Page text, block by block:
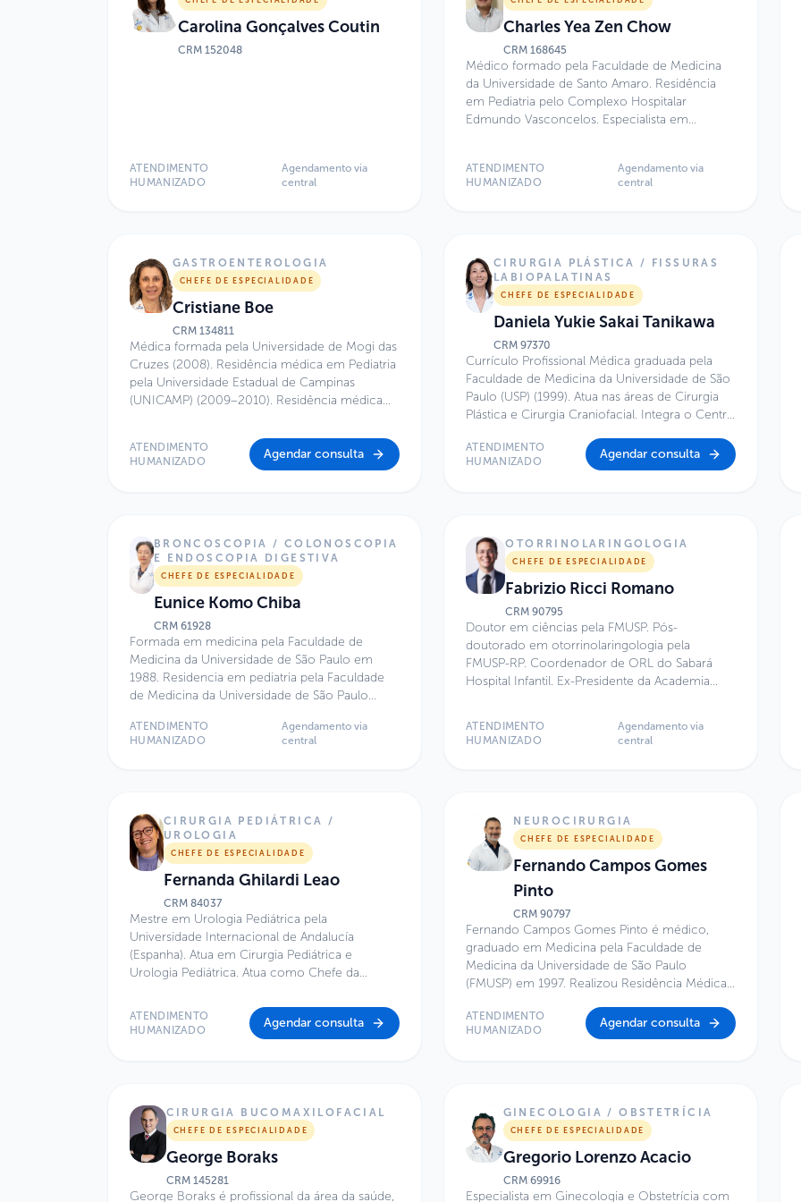
(desde 2017), Irmandade da Santa Casa de
Misericórdia de São Paulo (desde 2019) e
Hospital da Luz (desde 2022). Atualmente, é
Coordenadora da Cirurgia de Cardiopatias
Congênitas da Santa Casa de Misericórdia de
São Paulo (desde 2019) e Diretora Médica de
ECMO do Hospital Infantil Ltda. (desde 2022).
Carolina Gonçalves Coutin
CRM 152048
ATENDIMENTO
HUMANIZADO
Agendamento via
central
Charles Yea Zen Chow
CRM 168645
Médico formado pela Faculdade de Medicina
da Universidade de Santo Amaro. Residência
em Pediatria pelo Complexo Hospitalar
Edmundo Vasconcelos. Especialista em
Transplante Renal Pediátrico. Possui título de
Mestre em Ciências pela Universidade Federal
ATENDIMENTO
HUMANIZADO
Agendamento via
central
GASTROENTEROLOGIA
CHEFE DE ESPECIALIDADE
Cristiane Boe
CRM 134811
Médica formada pela Universidade de Mogi das
Cruzes (2008). Residência médica em Pediatria
pela Universidade Estadual de Campinas
(UNICAMP) (2009–2010). Residência médica
Universidade Federal de São Paulo (UNIFESP)
(2011–2012). Atualmente cursa Mestrado em
Pediatria pela Universidade Federal de São
ATENDIMENTO
HUMANIZADO
Agendar consulta
CIRURGIA PLÁSTICA / FISSURAS
LABIOPALATINAS
CHEFE DE ESPECIALIDADE
Daniela Yukie Sakai Tanikawa
CRM97370
Currículo Profissional Médica graduada pela
Faculdade de Medicina da Universidade de São
Paulo (USP) (1999). Atua nas áreas de Cirurgia
Plástica e Cirurgia Craniofacial. Integra o Centro
ATENDIMENTO
HUMANIZADO
Agendar consulta
BRONCOSCOPIA / COLONOSCOPIA
E ENDOSCOPIA DIGESTIVA
CHEFE DE ESPECIALIDADE
Eunice Komo Chiba
CRM 61928
Formada em medicina pela Faculdade de
Medicina da Universidade de São Paulo em
1988. Residencia em pediatria pela Faculdade
de Medicina da Universidade de São Paulo
Endoscopia Geral na Faculdade de Medicina da
Universidade de São Paulo terminou em 1992.
ATENDIMENTO
HUMANIZADO
Agendamento via
central
OTORRINOLARINGOLOGIA
CHEFE DE ESPECIALIDADE
Fabrizio Ricci Romano
CRM90795
Doutor em ciências pela FMUSP. Pós-
doutorado em otorrinolaringologia pela
FMUSP-RP. Coordenador de ORL do Sabará
Hospital Infantil. Ex-Presidente da Academia
residência em Otorrinolaringologia pela FMUSP.
ATENDIMENTO
HUMANIZADO
Agendamento via
central
CIRURGIA PEDIÁTRICA /
UROLOGIA
CHEFE DE ESPECIALIDADE
Fernanda Ghilardi Leao
CRM 84037
Mestre em Urologia Pediátrica pela
Universidade Internacional de Andalucía
(Espanha). Atua em Cirurgia Pediátrica e
Urologia Pediátrica. Atua como Chefe da
Infantil Sabará e Médica Assistente do Serviço
de Urologia Pediátrica do Hospital Infantil Darcy
Vargas. Atua no Centro de Excelência do
Sabará e Hospital BP, além de Diretora de
ECMO do Hospital Infantil Sabará e Co-Diretora
de ECMO do Hospital BP.
ATENDIMENTO
HUMANIZADO
Agendar consulta
NEUROCIRURGIA
CHEFE DE ESPECIALIDADE
Fernando Campos Gomes
Pinto
CRM90797
Fernando Campos Gomes Pinto é médico,
graduado em Medicina pela Faculdade de
Medicina da Universidade de São Paulo
(FMUSP) em 1997. Realizou Residência Médica
Clínicas da FMUSP entre 1998 e 2003 e é
especialista em Neurocirurgia pela Sociedade
Societies, concluída no período de 2004 a
2006, e Doutorado em Neurotraumatologia
Experimental pela FMUSP, obtido em 2007. É
Professor Livre-Docente pela Disciplina de
Neurocirurgia da FMUSP desde 2013 e atua
como Professor Colaborador da Faculdade de
ATENDIMENTO
HUMANIZADO
Agendar consulta
CIRURGIA BUCOMAXILOFACIAL
CHEFE DE ESPECIALIDADE
George Boraks
CRM 145281
George Boraks é profissional da área da saúde,
GINECOLOGIA / OBSTETRÍCIA
CHEFE DE ESPECIALIDADE
Gregorio Lorenzo Acacio
CRM 69916
Especialista em Ginecologia e Obstetrícia com